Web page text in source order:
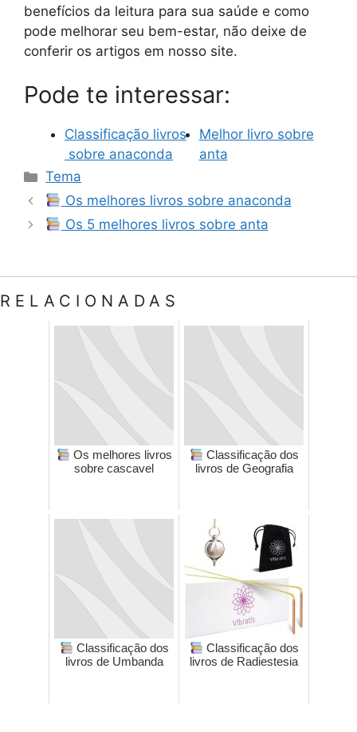
benefícios da leitura para sua saúde e como
pode melhorar seu bem-estar, não deixe de
conferir os artigos em nosso site.
Pode te interessar:
Classificação livros
sobre anaconda
Melhor livro sobre
anta
Categorias
Tema
Os melhores livros sobre anaconda
Os 5 melhores livros sobre anta
RELACIONADAS
Os melhores livros
sobre cascavel
Classificação dos
livros de Geografia
Classificação dos
livros de Umbanda
Classificação dos
livros de Radiestesia